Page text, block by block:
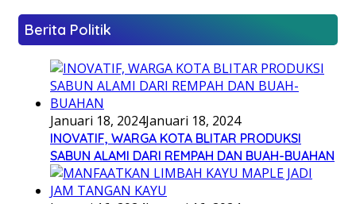
Berita Politik
Januari 18, 2024Januari 18, 2024
INOVATIF, WARGA KOTA BLITAR PRODUKSI
SABUN ALAMI DARI REMPAH DAN BUAH-BUAHAN